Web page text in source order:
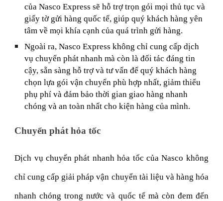
của Nasco Express sẽ hỗ trợ trọn gói mọi thủ tục và
giấy tờ gửi hàng quốc tế, giúp quý khách hàng yên
tâm về mọi khía cạnh của quá trình gửi hàng.
Ngoài ra, Nasco Express không chỉ cung cấp dịch
vụ chuyển phát nhanh mà còn là đối tác đáng tin
cậy, sẵn sàng hỗ trợ và tư vấn để quý khách hàng
chọn lựa gói vận chuyển phù hợp nhất, giảm thiểu
phụ phí và đảm bảo thời gian giao hàng nhanh
chóng và an toàn nhất cho kiện hàng của mình.
Chuyển phát hỏa tốc
Dịch vụ chuyển phát nhanh hỏa tốc của Nasco không
chỉ cung cấp giải pháp vận chuyển tài liệu và hàng hóa
nhanh chóng trong nước và quốc tế mà còn đem đến